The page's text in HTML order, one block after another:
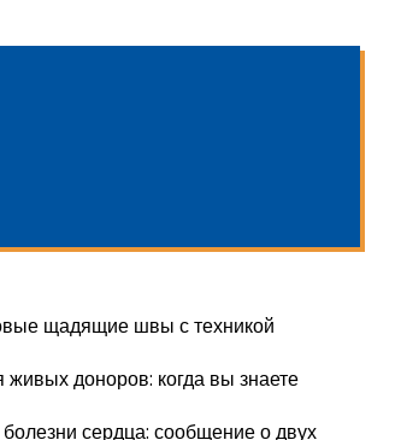
щадящие швы с техникой
доноров: когда вы знаете
сердца: сообщение о двух